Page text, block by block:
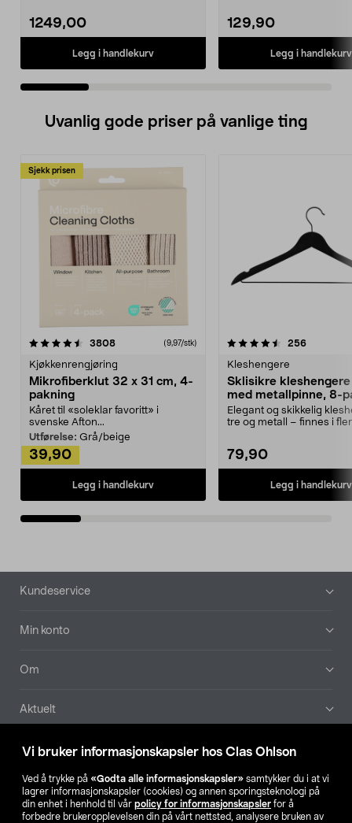
Vi bruker informasjonskapsler hos Clas Ohlson
Ved å trykke på «Godta alle informasjonskapsler» samtykker du i at vi
lagrer informasjonskapsler (cookies) og annen sporingsteknologi på
din enhet i henhold til vår policy for informasjonskapsler for å
forbedre brukeropplevelsen din på vårt nettsted, analysere bruken av
1249,00
Legg i handlekurv
129,90
Legg i handlekurv
Uvanlig gode priser på vanlige ting
Sjekk prisen
3808anmeldelser(9,97/stk)
Kjøkkenrengjøring
Mikrofiberklut 32 x 31 cm, 4-
pakning
Kåret til «soleklar favoritt» i
svenske Afton...
Utførelse: Grå/beige
39,90
Legg i handlekurv
4.5av 5 stjerner 256
Kleshengere
Sklisikre
med metallpinne, 8-
Elegant og skikkelig
tre og metall – finnes i
79,90
Legg i handlekurv
4.5av 5 stjerner
Bunntekst
Kundeservice
Min konto
Om
Aktuelt
Våre selskaper
Finn din butikk